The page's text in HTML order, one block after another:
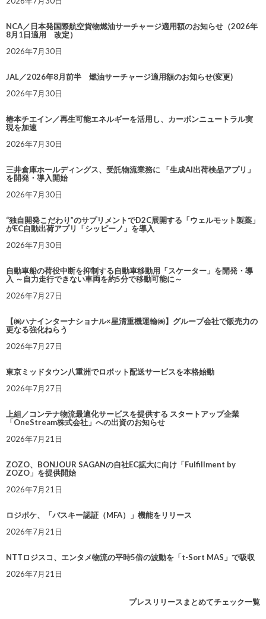
NCA／日本発国際航空貨物燃油サーチャージ適用額のお知らせ（2026年
8月1日適用 改定）
2026年7月30日
JAL／2026年8月前半 燃油サーチャージ適用額のお知らせ(変更)
2026年7月30日
椿本チエイン／再生可能エネルギーを活用し、カーボンニュートラル実
現を加速
2026年7月30日
三井倉庫ホールディングス、受託物流業務に 「生成AI出荷検品アプリ」
を開発・導入開始
2026年7月30日
“独自開発こだわり”のサプリメントでD2C展開する「ウェルモット製薬」
がEC自動出荷アプリ「シッピーノ」を導入
2026年7月30日
自動車船の荷役中断を抑制する自動車移動用「スケーター」を開発・導
入 ～自力走行できない車両を約5分で移動可能に～
2026年7月27日
【㈱ハナインターナショナル×星清重機運輸㈱】グループ会社で販売力の
更なる強化ねらう
2026年7月27日
東京ミッドタウン八重洲でロボット配送サービスを本格始動
2026年7月27日
上組／コンテナ物流最適化サービスを提供する スタートアップ企業
「OneStream株式会社」への出資のお知らせ
2026年7月21日
ZOZO、BONJOUR SAGANの自社EC拡大に向け「Fulfillment by
ZOZO」を提供開始
2026年7月21日
ロジポケ、「パスキー認証（MFA）」機能をリリース
2026年7月21日
NTTロジスコ、エンタメ物流の平時5倍の波動を「t-Sort MAS」で吸収
2026年7月21日
プレスリリースまとめてチェック一覧